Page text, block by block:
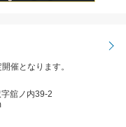
催となります。
舘ノ内39-2